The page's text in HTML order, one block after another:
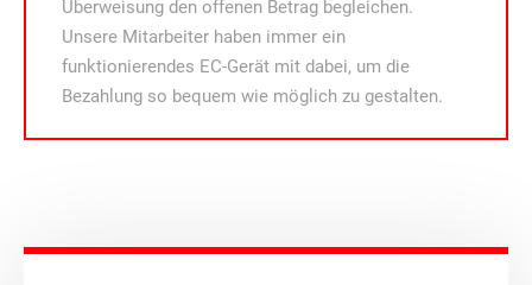
Überweisung den offenen Betrag begleichen.
Unsere Mitarbeiter haben immer ein
funktionierendes EC-Gerät mit dabei, um die
Bezahlung so bequem wie möglich zu gestalten.